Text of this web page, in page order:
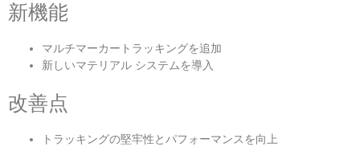
新機能
マルチマーカートラッキングを追加
新しいマテリアル システムを導入
改善点
トラッキングの堅牢性とパフォーマンスを向上